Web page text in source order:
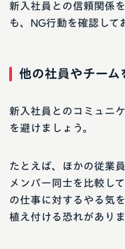
新入社員との信頼関係
も、NG行動を確認して
他の社員やチーム
新入社員とのコミュニ
を避けましょう。
たとえば、ほかの従業
メンバー同士を比較し
の仕事に対するやる気
植え付ける恐れがありま